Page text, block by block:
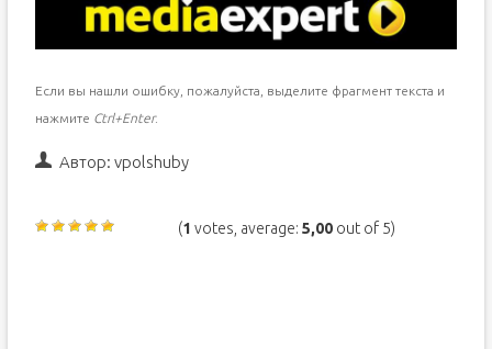
Если вы нашли ошибку, пожалуйста, выделите фрагмент текста и
нажмите Ctrl+Enter.
Автор: vpolshuby
(1 votes, average:5,00 out of 5)